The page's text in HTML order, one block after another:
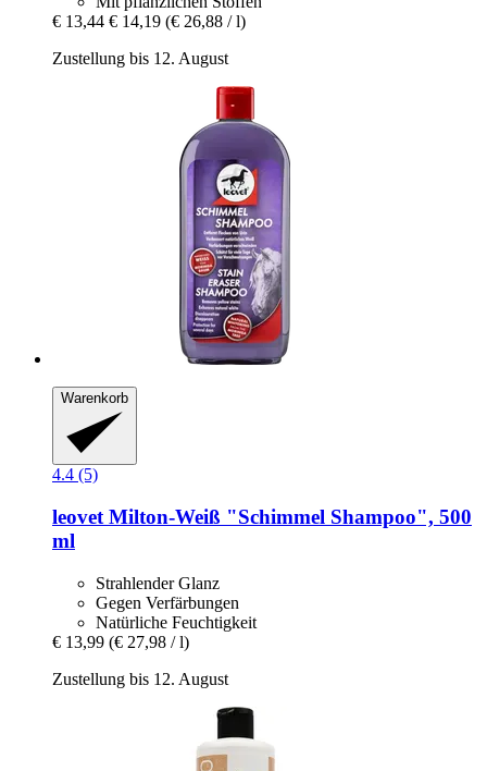
€ 13,44 € 14,19 (€ 26,88 / l)
Zustellung bis 12. August
Warenkorb
4.4 (5)
leovet Milton-​Weiß "Schimmel Shampoo", 500
ml
Strahlender Glanz
Gegen Verfärbungen
Natürliche Feuchtigkeit
€ 13,99 (€ 27,98 / l)
Zustellung bis 12. August